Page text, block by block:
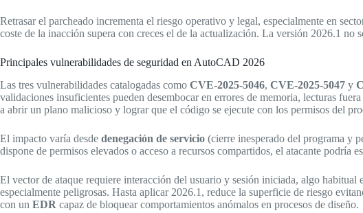
Retrasar el parcheado incrementa el riesgo operativo y legal, especialmente en
coste de la inacción supera con creces el de la actualización. La versión 2026.1
Principales vulnerabilidades de seguridad en AutoCAD 2026
Las tres vulnerabilidades catalogadas como CVE-2025-5046, CVE-2025-5047 y
validaciones insuficientes pueden desembocar en errores de memoria, lecturas
a abrir un plano malicioso y lograr que el código se ejecute con los permisos del
El impacto varía desde denegación de servicio (cierre inesperado del programa y
dispone de permisos elevados o acceso a recursos compartidos, el atacante podría
El vector de ataque requiere interacción del usuario y sesión iniciada, algo
especialmente peligrosas. Hasta aplicar 2026.1, reduce la superficie de riesgo
con un EDR capaz de bloquear comportamientos anómalos en procesos de diseño.